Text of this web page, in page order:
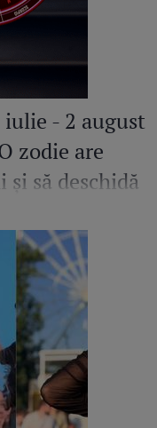
- 2 august
zodie are
și să deschidă